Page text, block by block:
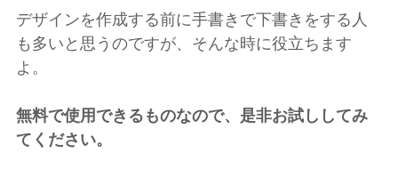
デザインを作成する前に手書きで下書きをする人
も多いと思うのですが、そんな時に役立ちます
よ。
無料で使用できるものなので、是非お試ししてみ
てください。